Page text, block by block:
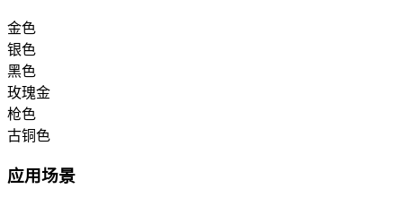
金色
银色
黑色
玫瑰金
枪色
古铜色
应用场景